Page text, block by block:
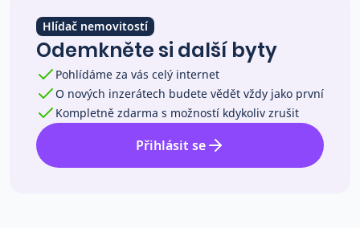
Hlídač nemovitostí
Odemkněte si další byty
Pohlídáme za vás celý internet
O nových inzerátech budete vědět vždy jako první
Kompletně zdarma s možností kdykoliv zrušit
Přihlásit se